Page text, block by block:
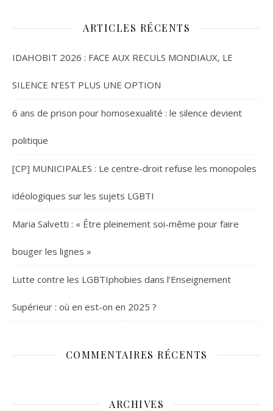
ARTICLES RÉCENTS
IDAHOBIT 2026 : FACE AUX RECULS MONDIAUX, LE
SILENCE N’EST PLUS UNE OPTION
6 ans de prison pour homosexualité : le silence devient
politique
[CP] MUNICIPALES : Le centre-droit refuse les monopoles
idéologiques sur les sujets LGBTI
Maria Salvetti : « Être pleinement soi-même pour faire
bouger les lignes »
Lutte contre les LGBTIphobies dans l’Enseignement
Supérieur : où en est-on en 2025 ?
COMMENTAIRES RÉCENTS
ARCHIVES